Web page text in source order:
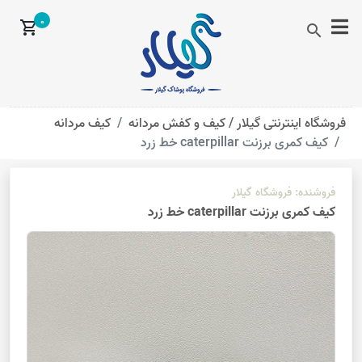
search
shopping_cart0
فروشگاه اینترنتی گیلار /کیف و کفش مردانه
کیف مردانه
کیف کمری برزنت caterpillar خط زرد
فروشنده: فروشگاه گیلار
کیف کمری برزنت caterpillar خط زرد